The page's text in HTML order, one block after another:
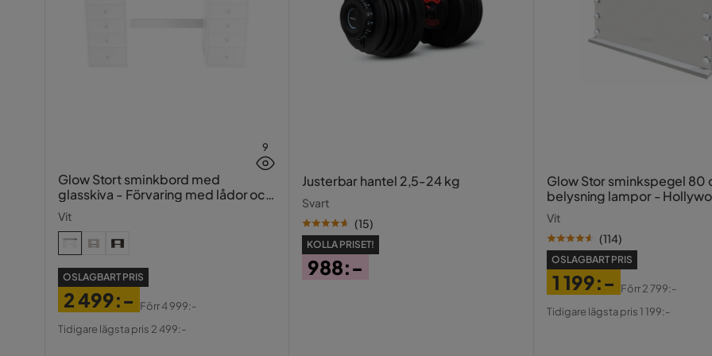
9
Glow Stort sminkbord med
glasskiva - Förvaring med lådor och
Vit
OSLAGBART PRIS
Pris
2 499:-
Original
Förr4 999:-
Tidigare lägsta pris 2 499:-
Justerbar hantel 2,5-24 kg
Svart
(15)
KOLLA PRISET!
988:-
Glow Stor sminkspegel 80
belysning lampor -
spegel med USB-charging
Vit
(114)
OSLAGBART PRIS
Pris
1 199:-
Original
Förr2 799:-
Tidigare lägsta pris 1 199:-